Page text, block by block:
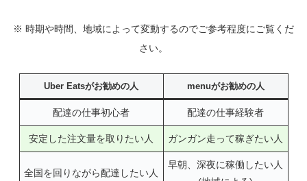
※ 時期や時間、地域によって変動するのでご参考程度にご覧くだ
さい。
Uber Eatsがお勧めの人 menuがお勧めの人
配達の仕事初心者 配達の仕事経験者
安定した注文量を取りたい人 ガンガン走って稼ぎたい人
全国を回りながら配達したい人
早朝、深夜に稼働したい人